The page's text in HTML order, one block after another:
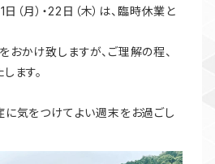
（月）・22日（木）は、臨時休業と
かけ致しますが、ご理解の程、
ます。
に気をつけてよい週末をお過ごし